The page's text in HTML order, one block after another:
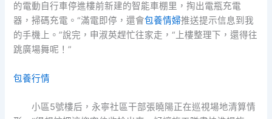
的電動自行車停進樓前新建的智能車棚里，掏出電瓶充電
器，掃碼充電。“滿電即停，還會包養情婦推送提示信息到我
的手機上。”說完，申淑英趕忙往家走，“上樓整理下，還得往
跳廣場舞呢！”
包養行情
小區5號樓后，永寧社區干部張曉陽正在巡視場地清算情